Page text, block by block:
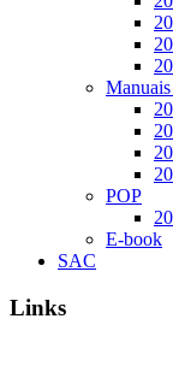
POP
E-book
SAC
Links